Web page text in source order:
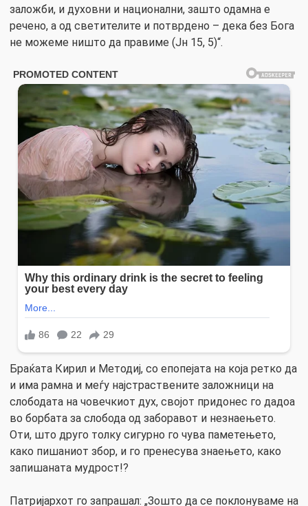
заложби, и духовни и национални, зашто одамна е
речено, а од светителите и потврдено – дека без Бога
не можеме ништо да правиме (Јн 15, 5)“.
Браќата Кирил и Методиј, со епопејата на која ретко да
и има рамна и меѓу најстраствените заложници на
слободата на човечкиот дух, својот придонес го дадоа
во борбата за слобода од заборавот и незнаењето.
Оти, што друго толку сигурно го чува паметењето,
како пишаниот збор, и го пренесува знаењето, како
запишаната мудрост!?
Патријархот го запрашал: „Зошто да се поклонуваме на